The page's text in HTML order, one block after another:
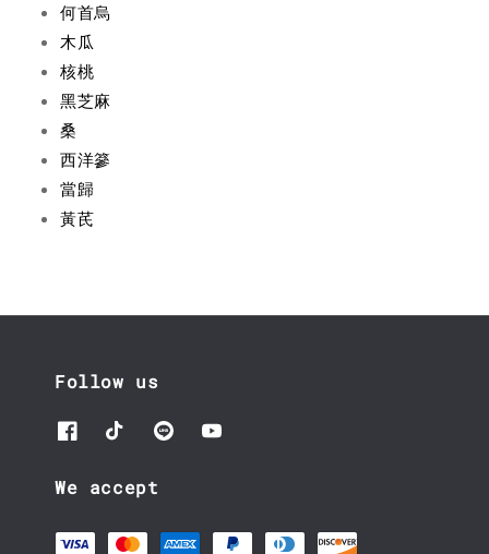
何首烏
木瓜
核桃
黑芝麻
桑
西洋篸
當歸
黃芪
Follow us
We accept